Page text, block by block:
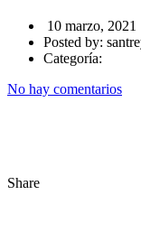
10 marzo, 2021
Posted by:
Categoría:
No hay comentarios
Share